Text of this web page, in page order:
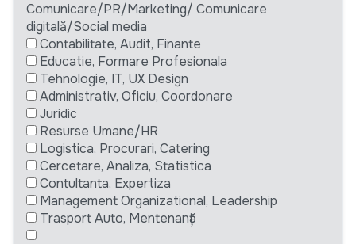
Comunicare/PR/Marketing/ Comunicare
digitală/Social media
Contabilitate, Audit, Finante
Educatie, Formare Profesionala
Tehnologie, IT, UX Design
Administrativ, Oficiu, Coordonare
Juridic
Resurse Umane/HR
Logistica, Procurari, Catering
Cercetare, Analiza, Statistica
Contultanta, Expertiza
Management Organizational, Leadership
Trasport Auto, Mentenanță